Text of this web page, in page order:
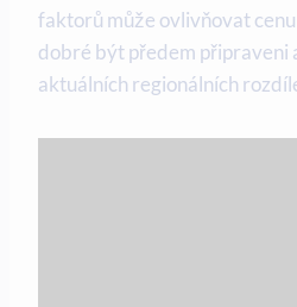
faktorů může ovlivňovat
dobré být předem připraveni
aktuálních regionálních